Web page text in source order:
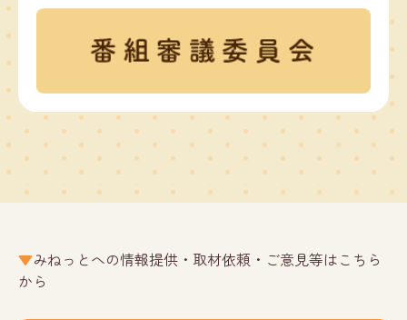
みねっとへの情報提供・取材依頼・ご意見等はこちら
から